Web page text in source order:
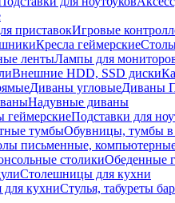
приставокИгровые
Кресла геймерские
лентыЛампы для
Внешние HDD, SSD диски
Диваны угловыеДиваны
Надувные диваны
геймерскиеПодставки для
тумбыОбувницы, тумбы
письменные,
столикиОбеденные
Столешницы для кухни
для кухниСтулья, табуреты